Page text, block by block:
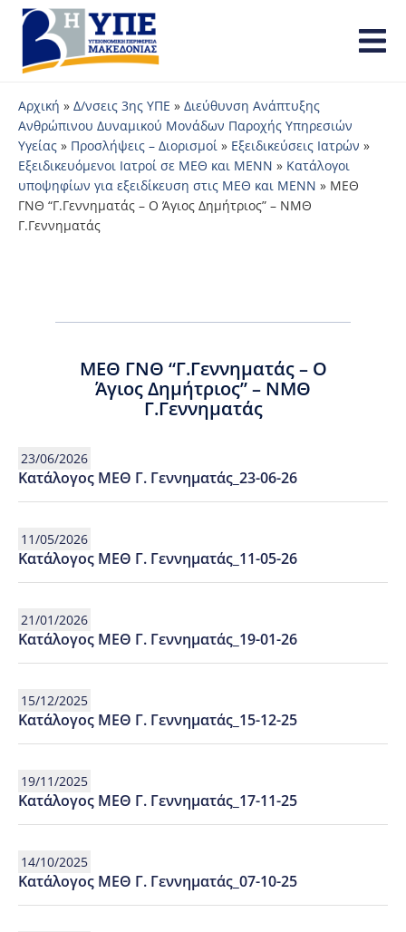
Αρχική » Δ/νσεις 3ης ΥΠΕ » Διεύθυνση Ανάπτυξης
Ανθρώπινου Δυναμικού Μονάδων Παροχής Υπηρεσιών
Υγείας » Προσλήψεις – Διορισμοί » Εξειδικεύσεις Ιατρών »
Εξειδικευόμενοι Ιατροί σε ΜΕΘ και ΜΕΝΝ » Κατάλογοι
υποψηφίων για εξειδίκευση στις ΜΕΘ και ΜΕΝΝ » ΜΕΘ
ΓΝΘ “Γ.Γεννηματάς – Ο Άγιος Δημήτριος” – ΝΜΘ
Γ.Γεννηματάς
ΜΕΘ ΓΝΘ “Γ.Γεννηματάς – Ο
Άγιος Δημήτριος” – ΝΜΘ
Γ.Γεννηματάς
23/06/2026
Κατάλογος ΜΕΘ Γ. Γεννηματάς_23-06-26
11/05/2026
Κατάλογος ΜΕΘ Γ. Γεννηματάς_11-05-26
21/01/2026
Κατάλογος ΜΕΘ Γ. Γεννηματάς_19-01-26
15/12/2025
Κατάλογος ΜΕΘ Γ. Γεννηματάς_15-12-25
19/11/2025
Κατάλογος ΜΕΘ Γ. Γεννηματάς_17-11-25
14/10/2025
Κατάλογος ΜΕΘ Γ. Γεννηματάς_07-10-25